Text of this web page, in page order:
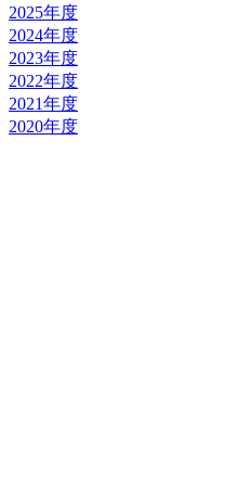
2025年度
2024年度
2023年度
2022年度
2021年度
2020年度